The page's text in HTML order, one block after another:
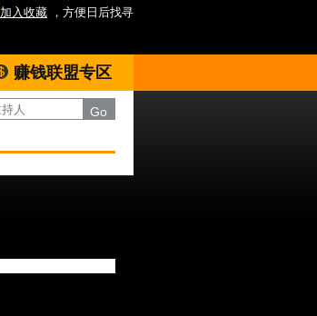
加入收藏 ，方便日后找寻
赚钱联盟专区